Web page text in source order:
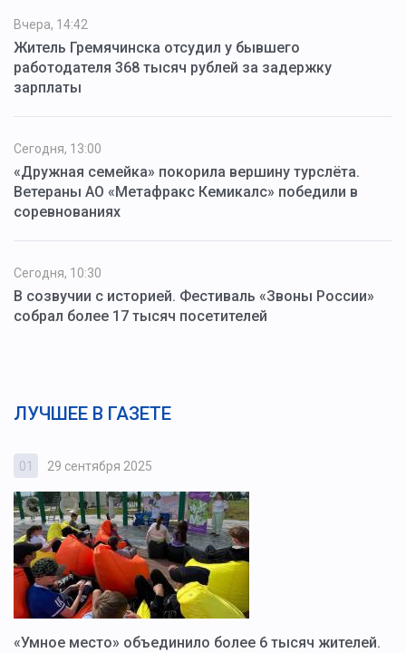
Вчера, 14:42
Житель Гремячинска отсудил у бывшего
работодателя 368 тысяч рублей за задержку
зарплаты
Сегодня, 13:00
«Дружная семейка» покорила вершину турслёта.
Ветераны АО «Метафракс Кемикалс» победили в
соревнованиях
Сегодня, 10:30
В созвучии с историей. Фестиваль «Звоны России»
собрал более 17 тысяч посетителей
ЛУЧШЕЕ В ГАЗЕТЕ
01 29 сентября 2025
«Умное место» объединило более 6 тысяч жителей.